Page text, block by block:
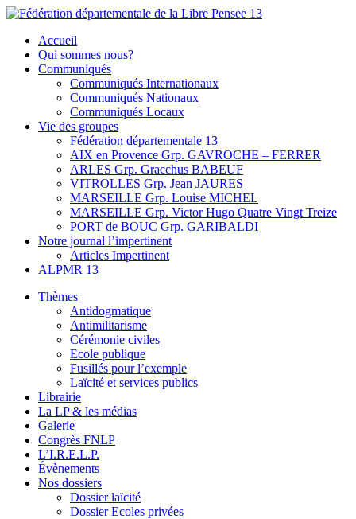
Skip
content
Fédération départementale de la Libre Pensee 13
Membre de la fédération Nationale de la Libre Pensée ni dieu ni
maitre
Accueil
Qui sommes nous?
Communiqués
Communiqués Internationaux
Communiqués Nationaux
Communiqués Locaux
Vie des groupes
Fédération départementale 13
AIX en Provence Grp. GAVROCHE – FERRER
ARLES Grp. Gracchus BABEUF
VITROLLES Grp. Jean JAURES
MARSEILLE Grp. Louise MICHEL
MARSEILLE Grp. Victor Hugo Quatre Vingt Treize
PORT de BOUC Grp. GARIBALDI
Notre journal l’impertinent
Articles Impertinent
ALPMR 13
Thèmes
Antidogmatique
Antimilitarisme
Cérémonie civiles
Ecole publique
Fusillés pour l’exemple
Laïcité et services publics
Librairie
La LP & les médias
Galerie
Congrès FNLP
L’I.R.E.L.P.
Évènements
Nos dossiers
Dossier laïcité
Dossier Ecoles privées